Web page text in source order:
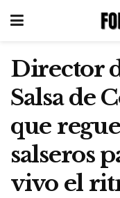
Director
Salsa de
que
salseros
vivo el